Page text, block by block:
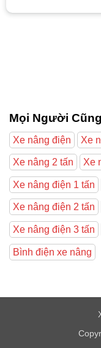
Mọi Người
Xe nâng điện Xe
Xe nâng 2 tấn Xe
Xe nâng điện 1 tấn
Xe nâng điện 2 tấn
Xe nâng điện 3 tấn
Bình điện xe nâng